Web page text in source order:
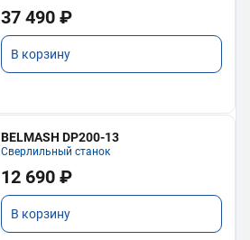
37 490 ₽
В корзину
BELMASH DP200-13
Сверлильный станок
12 690 ₽
В корзину